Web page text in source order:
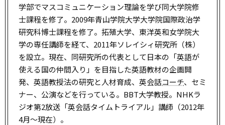
学部でマスコミュニケーション理論を学び同大学院修
士課程を修了。2009年青山学院大学大学院国際政治学
研究科博士課程を修了。拓殖大学、東洋英和女学院大
学の専任講師を経て、2011年ソレイシィ研究所（株）
を設立。現在、同研究所の代表として日本の「英語が
使える国の仲間入り」を目指した英語教材の企画開
発、英語教授法の研究と人材育成、英会話コーチ、セミ
ナー、公演などを行っている。BBT大学教授。NHKラ
ジオ第2放送「英会話タイムトライアル」講師（2012年
4月～現在）。